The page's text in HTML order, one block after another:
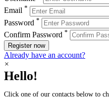
Email *
Password *
Confirm Password *
Register now
Already have an account?
×
Hello!
Click one of our contacts below to